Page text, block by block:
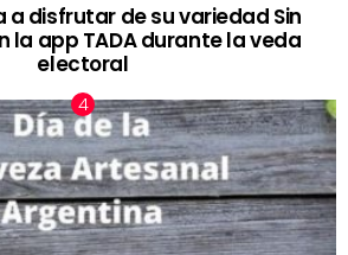
a disfrutar de su variedad Sin
la app TADA durante la veda
electoral